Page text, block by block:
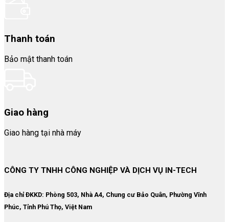
Thanh toán
Bảo mật thanh toán
Giao hàng
Giao hàng tại nhà máy
CÔNG TY TNHH CÔNG NGHIỆP VÀ DỊCH VỤ IN-TECH
Địa chỉ ĐKKD: Phòng 503, Nhà A4, Chung cư Bảo Quân, Phường Vĩnh
Phúc, Tỉnh Phú Thọ, Việt Nam